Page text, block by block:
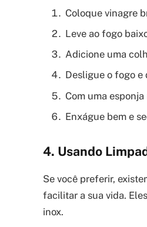
Coloque vinagre
Leve ao fogo
Adicione uma
Desligue o fogo e
Com uma
Enxágue bem e
4. Usando
Se você preferir,
facilitar a sua vida.
inox.